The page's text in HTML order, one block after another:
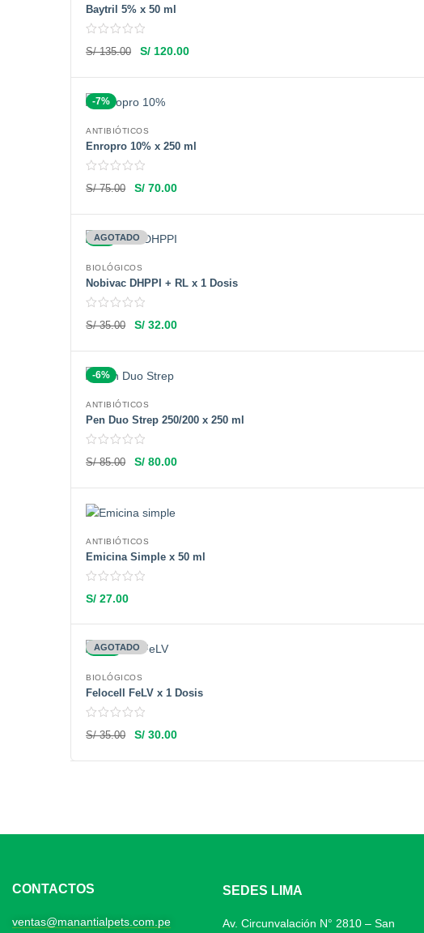
Baytril 5% x 50 ml
S/135.00 S/ 120.00
-7%
ANTIBIÓTICOS
Enropro 10% x 250 ml
S/75.00 S/ 70.00
-9%
AGOTADO
BIOLÓGICOS
Nobivac DHPPI + RL x 1 Dosis
S/35.00 S/ 32.00
-6%
ANTIBIÓTICOS
Pen Duo Strep 250/200 x 250 ml
S/85.00 S/ 80.00
ANTIBIÓTICOS
Emicina Simple x 50 ml
S/ 27.00
-14%
AGOTADO
BIOLÓGICOS
Felocell FeLV x 1 Dosis
S/35.00 S/ 30.00
CONTACTOS
ventas@manantialpets.com.pe
SEDES LIMA
Av. Circunvalación N° 2810 – San